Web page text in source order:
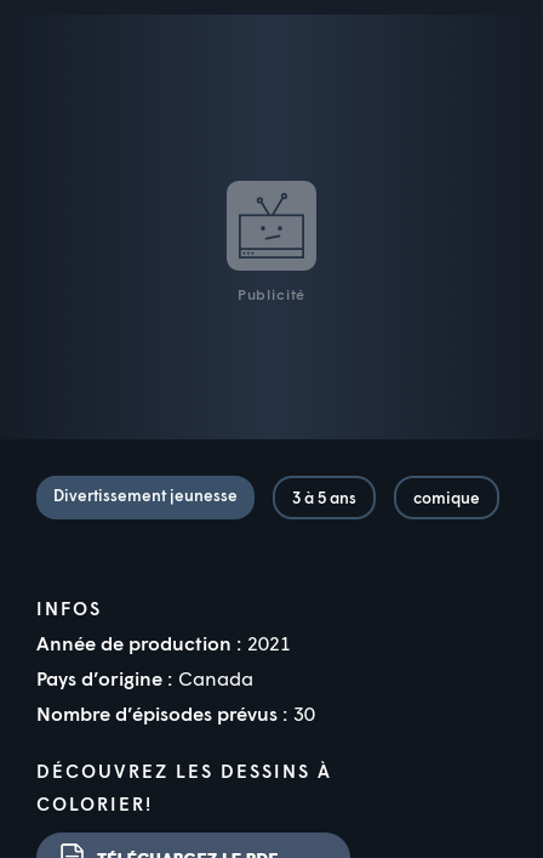
Publicité
Divertissement jeunesse 3 à 5 ans comique
INFOS
Année de production : 2021
Pays d’origine : Canada
Nombre d’épisodes prévus : 30
DÉCOUVREZ LES DESSINS À
COLORIER!